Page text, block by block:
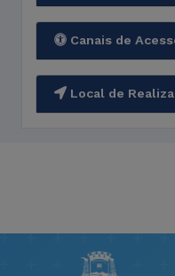
Canais de
Local de